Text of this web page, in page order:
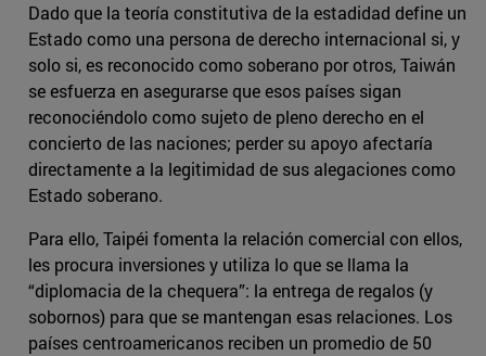
Dado que la teoría constitutiva de la estadidad define un
Estado como una persona de derecho internacional si, y
solo si, es reconocido como soberano por otros, Taiwán
se esfuerza en asegurarse que esos países sigan
reconociéndolo como sujeto de pleno derecho en el
concierto de las naciones; perder su apoyo afectaría
directamente a la legitimidad de sus alegaciones como
Estado soberano.
Para ello, Taipéi fomenta la relación comercial con ellos,
les procura inversiones y utiliza lo que se llama la
“diplomacia de la chequera”: la entrega de regalos (y
sobornos) para que se mantengan esas relaciones. Los
países centroamericanos reciben un promedio de 50